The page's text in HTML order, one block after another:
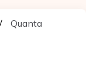
Quanta